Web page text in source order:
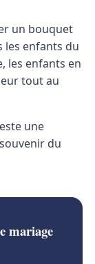
un bouquet
les enfants du
les enfants en
tout au
une
du
mariage